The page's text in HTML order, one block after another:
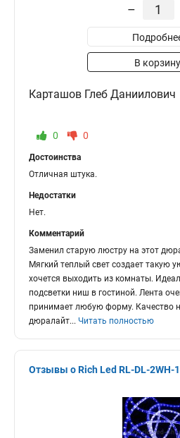
–
В корзину
Карташов Глеб Даниилович
0 0
Достоинства
Отличная штука.
Недостатки
Нет.
Комментарий
Заменил старую люстру на этот
Мягкий теплый свет создает такую
хочется выходить из комнаты.
подсветки ниш в гостиной. Лента
принимает любую форму. Качество
дюралайт... Читать полностью
Отзывы о Rich Led RL-DL-2WH-